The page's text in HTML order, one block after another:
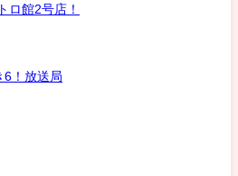
ロ館2号店！
6！放送局